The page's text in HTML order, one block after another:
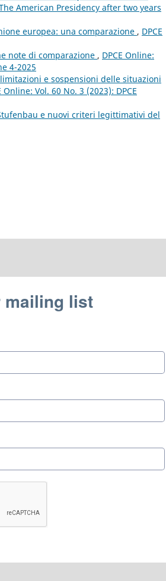
American Presidency after two years
europea: una comparazione , DPCE
note di comparazione , DPCE Online:
4-2025
e sospensioni delle situazioni
Online: Vol. 60 No. 3 (2023): DPCE
e nuovi criteri legittimativi del